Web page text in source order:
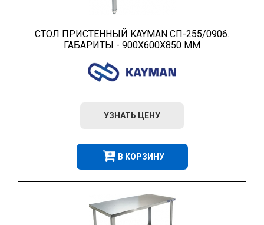
СТОЛ ПРИСТЕННЫЙ KAYMAN СП-255/0906.
ГАБАРИТЫ - 900Х600Х850 ММ
УЗНАТЬ ЦЕНУ
В КОРЗИНУ